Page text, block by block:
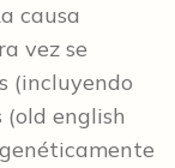
causa
vez se
(incluyendo
english